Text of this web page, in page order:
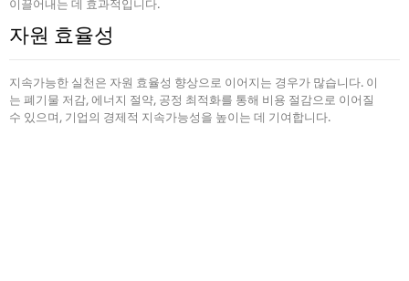
이끌어내는 데 효과적입니다.
자원 효율성
지속가능한 실천은 자원 효율성 향상으로 이어지는 경우가 많습니다. 이
는 폐기물 저감, 에너지 절약, 공정 최적화를 통해 비용 절감으로 이어질
수 있으며, 기업의 경제적 지속가능성을 높이는 데 기여합니다.